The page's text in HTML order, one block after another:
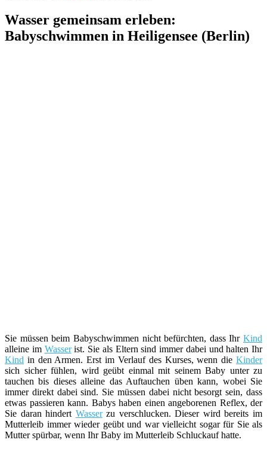
Wasser gemeinsam erleben:
Babyschwimmen in Heiligensee (Berlin)
Sie müssen beim Babyschwimmen nicht befürchten, dass Ihr Kind
alleine im Wasserist. Sie als Eltern sind immer dabei und halten Ihr
Kind in den Armen. Erst im Verlauf des Kurses, wenn die Kinder
sich sicher fühlen, wird geübt einmal mit seinem Baby unter zu
tauchen bis dieses alleine das Auftauchen üben kann, wobei Sie
immer direkt dabei sind. Sie müssen dabei nicht besorgt sein, dass
etwas passieren kann. Babys haben einen angeborenen Reflex, der
Sie daran hindert Wasserzu verschlucken. Dieser wird bereits im
Mutterleib immer wieder geübt und war vielleicht sogar für Sie als
Mutter spürbar, wenn Ihr Baby im Mutterleib Schluckauf hatte.